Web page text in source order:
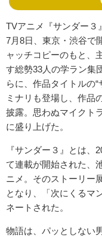
TVアニメ『サンダー３
7月8日、東京・渋谷で
ャッチコピーのもと、
す総勢33人の学ラン集
らに、作品タイトルの
ミナリも登場し、作品
披露。思わぬマイクト
に盛り上げた。
『サンダー３』とは、
て連載が開始された、
ニメ。そのストーリー
となり、「次にくるマ
ネートされた。
物語は、パッとしない